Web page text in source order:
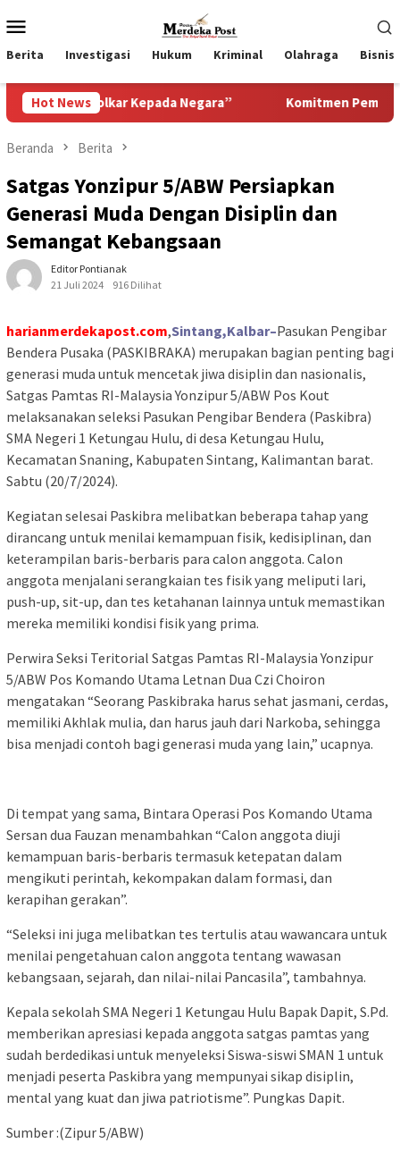
ke
kontenMobile
Berita Investigasi Hukum Kriminal Olahraga Bisnis
Hot News
Kepada Negara” Komitmen Pemkab Pasuruan
Beranda Berita
Satgas Yonzipur 5/ABW Persiapkan
Generasi Muda Dengan Disiplin dan
Semangat Kebangsaan
Editor Pontianak
21 Juli 2024
916 Dilihat
harianmerdekapost.com,Sintang,Kalbar–Pasukan Pengibar
Bendera Pusaka (PASKIBRAKA) merupakan bagian penting bagi
generasi muda untuk mencetak jiwa disiplin dan nasionalis,
Satgas Pamtas RI-Malaysia Yonzipur 5/ABW Pos Kout
melaksanakan seleksi Pasukan Pengibar Bendera (Paskibra)
SMA Negeri 1 Ketungau Hulu, di desa Ketungau Hulu,
Kecamatan Snaning, Kabupaten Sintang, Kalimantan barat.
Sabtu (20/7/2024).
Kegiatan selesai Paskibra melibatkan beberapa tahap yang
dirancang untuk menilai kemampuan fisik, kedisiplinan, dan
keterampilan baris-berbaris para calon anggota. Calon
anggota menjalani serangkaian tes fisik yang meliputi lari,
push-up, sit-up, dan tes ketahanan lainnya untuk memastikan
mereka memiliki kondisi fisik yang prima.
Perwira Seksi Teritorial Satgas Pamtas RI-Malaysia Yonzipur
5/ABW Pos Komando Utama Letnan Dua Czi Choiron
mengatakan “Seorang Paskibraka harus sehat jasmani, cerdas,
memiliki Akhlak mulia, dan harus jauh dari Narkoba, sehingga
bisa menjadi contoh bagi generasi muda yang lain,” ucapnya.
Di tempat yang sama, Bintara Operasi Pos Komando Utama
Sersan dua Fauzan menambahkan “Calon anggota diuji
kemampuan baris-berbaris termasuk ketepatan dalam
mengikuti perintah, kekompakan dalam formasi, dan
kerapihan gerakan”.
“Seleksi ini juga melibatkan tes tertulis atau wawancara untuk
menilai pengetahuan calon anggota tentang wawasan
kebangsaan, sejarah, dan nilai-nilai Pancasila”, tambahnya.
Kepala sekolah SMA Negeri 1 Ketungau Hulu Bapak Dapit, S.Pd.
memberikan apresiasi kepada anggota satgas pamtas yang
sudah berdedikasi untuk menyeleksi Siswa-siswi SMAN 1 untuk
menjadi peserta Paskibra yang mempunyai sikap disiplin,
mental yang kuat dan jiwa patriotisme”. Pungkas Dapit.
Sumber :(Zipur 5/ABW)